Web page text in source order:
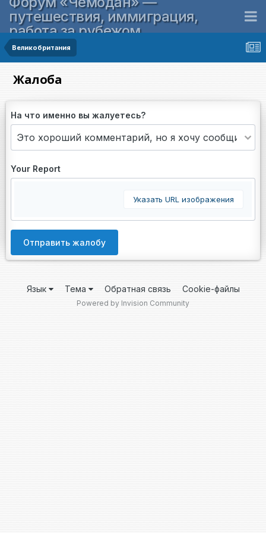
путешествия, иммиграция,
работа за рубежом
Великобритания
Жалоба
На что именно вы жалуетесь?
Your Report
Указать URL изображения
Отправить жалобу
Язык Тема Обратная связь Cookie-файлы
Powered by Invision Community